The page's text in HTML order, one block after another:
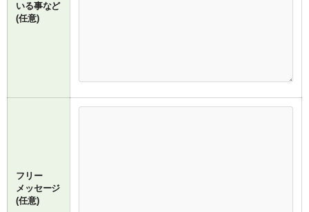
いる事など
(任意)
フリー
メッセージ
(任意)